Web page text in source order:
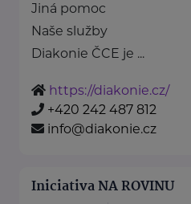
Jiná pomoc
Naše služby
Diakonie ČCE je ...
https://diakonie.cz/
+420 242 487 812
info@diakonie.cz
Iniciativa NA ROVINU